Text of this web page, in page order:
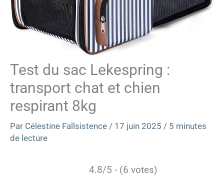
Test du sac Lekespring :
transport chat et chien
respirant 8kg
Par Célestine Fallsistence / 17 juin 2025 / 5 minutes
de lecture
4.8/5 - (6 votes)